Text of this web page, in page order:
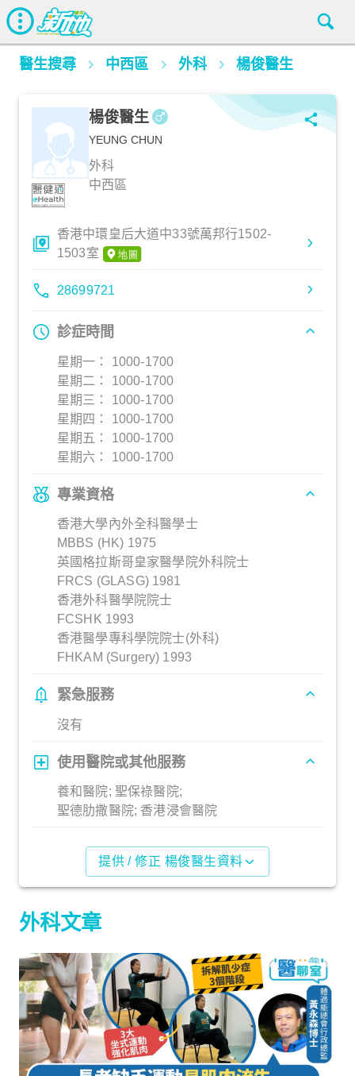
醫生搜尋 中西區 外科 楊俊醫生
楊俊醫生
YEUNG CHUN
外科
中西區
香港中環皇后大道中33號萬邦行1502-
1503室
28699721
診症時間
星期一： 1000-1700
星期二： 1000-1700
星期三： 1000-1700
星期四： 1000-1700
星期五： 1000-1700
星期六： 1000-1700
專業資格
香港大學內外全科醫學士
MBBS (HK) 1975
英國格拉斯哥皇家醫學院外科院士
FRCS (GLASG) 1981
香港外科醫學院院士
FCSHK 1993
香港醫學專科學院院士(外科)
FHKAM (Surgery) 1993
緊急服務
沒有
使用醫院或其他服務
養和醫院; 聖保祿醫院;
聖德肋撒醫院; 香港浸會醫院
提供 / 修正 楊俊醫生資料
外科文章